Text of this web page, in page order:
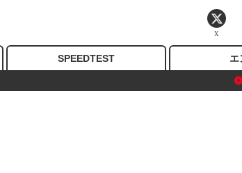
SPEEDTEST エ
X